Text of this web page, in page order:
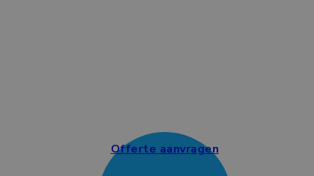
Offerte aanvragen